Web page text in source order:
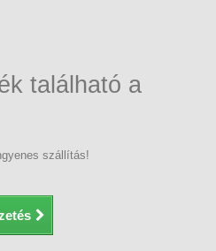
található a
szállítás!